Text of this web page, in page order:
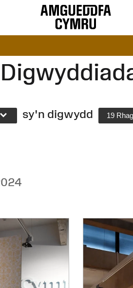
sy'n digwydd 19